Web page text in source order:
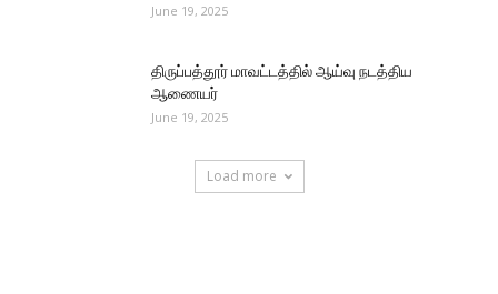
June 19, 2025
திருப்பத்தூர் மாவட்டத்தில் ஆய்வு நடத்திய
ஆணையர்
June 19, 2025
Load more